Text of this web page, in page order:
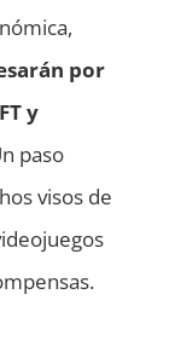
por
y
paso
visos de